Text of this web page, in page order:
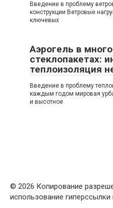
Введение в проблему
конструкции Ветровые
ключевых
Аэрогель в
стеклопакетах:
теплоизоляция
Введение в проблему
каждым годом мировая
и высотное
© 2026 Копирование
использование гиперссылки